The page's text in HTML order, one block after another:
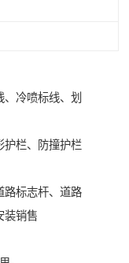
冷喷标线、划
护栏、防撞护栏
路标志杆、道路
装销售